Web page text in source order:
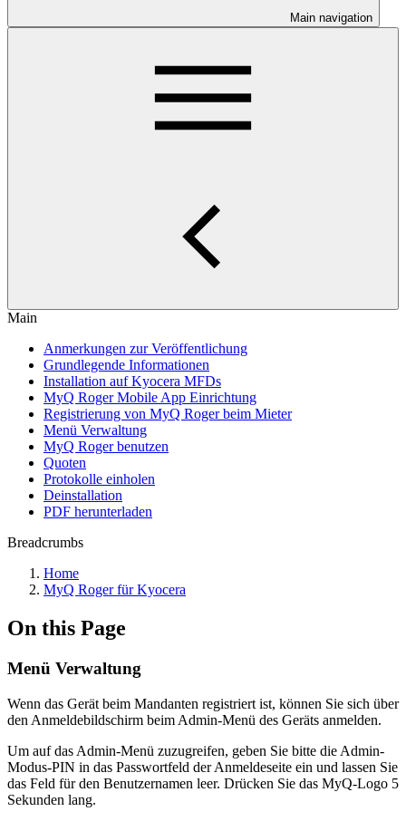
Main navigation
Main
Anmerkungen zur Veröffentlichung
Grundlegende Informationen
Installation auf Kyocera MFDs
MyQ Roger Mobile App Einrichtung
Registrierung von MyQ Roger beim Mieter
Menü Verwaltung
MyQ Roger benutzen
Quoten
Protokolle einholen
Deinstallation
PDF herunterladen
Breadcrumbs
Home
MyQ Roger für Kyocera
On this Page
Menü Verwaltung
Wenn das Gerät beim Mandanten registriert ist, können Sie sich über
den Anmeldebildschirm beim Admin-Menü des Geräts anmelden.
Um auf das Admin-Menü zuzugreifen, geben Sie bitte die Admin-
Modus-PIN in das Passwortfeld der Anmeldeseite ein und lassen Sie
das Feld für den Benutzernamen leer. Drücken Sie das MyQ-Logo 5
Sekunden lang.